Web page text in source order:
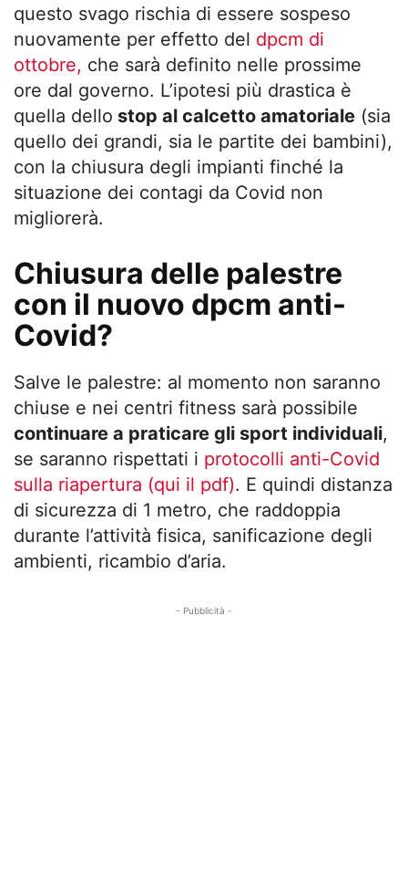
questo svago rischia di essere sospeso
nuovamente per effetto del dpcm di
ottobre, che sarà definito nelle prossime
ore dal governo. L’ipotesi più drastica è
quella dello stop al calcetto amatoriale (sia
quello dei grandi, sia le partite dei bambini),
con la chiusura degli impianti finché la
situazione dei contagi da Covid non
migliorerà.
Chiusura delle palestre
con il nuovo dpcm anti-
Covid?
Salve le palestre: al momento non saranno
chiuse e nei centri fitness sarà possibile
continuare a praticare gli sport individuali,
se saranno rispettati i protocolli anti-Covid
sulla riapertura (qui il pdf). E quindi distanza
di sicurezza di 1 metro, che raddoppia
durante l’attività fisica, sanificazione degli
ambienti, ricambio d’aria.
- Pubblicità -